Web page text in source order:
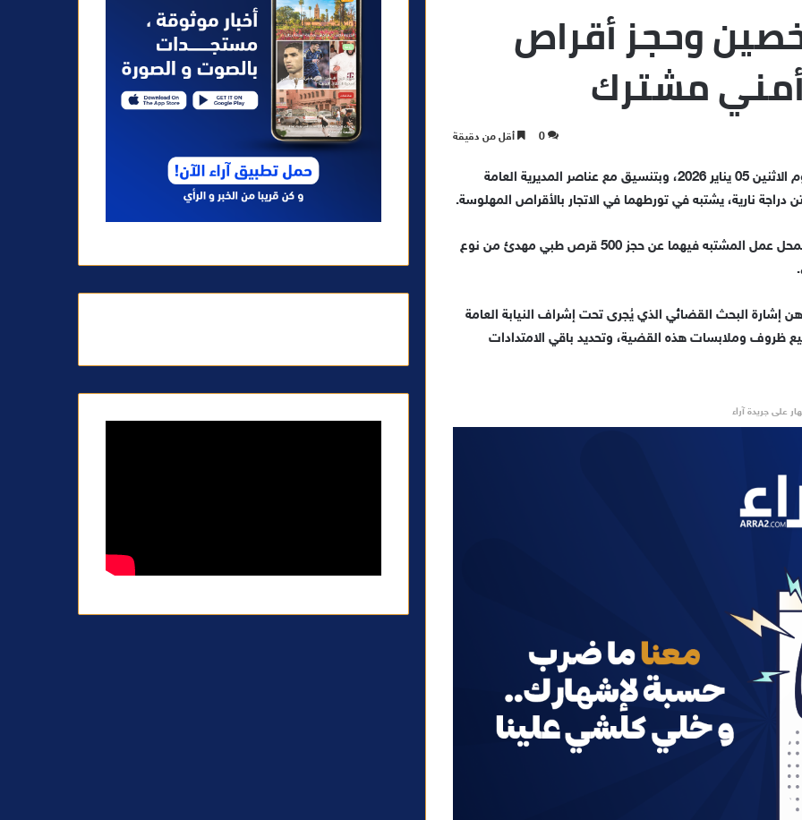
وحجز أقراص
مشترك
0 أقل من دقيقة
تمكنت فرقة محاربة المخدرات بمدينة مراكش، صباح اليوم الاثنين 05 يناير 2026، وبتنسيق مع عناصر المديرية العامة
نارية، يشتبه في تورطهما في الاتجار بالأقراص المهلوسة.
فيهما عن حجز 500 قرص طبي مهدئ من نوع
.
إشارة البحث القضائي الذي يُجرى تحت إشراف النيابة العامة
وملابسات هذه القضية، وتحديد باقي الامتدادات
على جريدة آراء